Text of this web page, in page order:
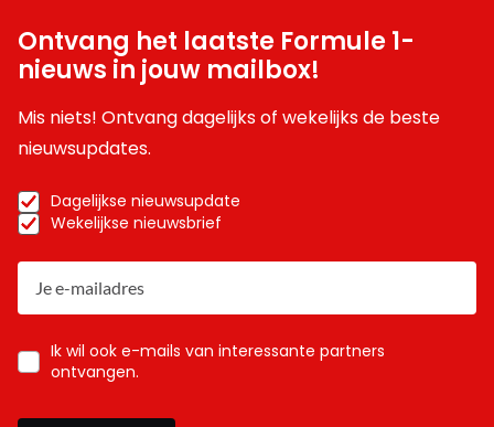
Ontvang het laatste Formule 1-
nieuws in jouw mailbox!
Mis niets! Ontvang dagelijks of wekelijks de beste
nieuwsupdates.
Dagelijkse nieuwsupdate
Wekelijkse nieuwsbrief
Ik wil ook e-mails van interessante partners
ontvangen.